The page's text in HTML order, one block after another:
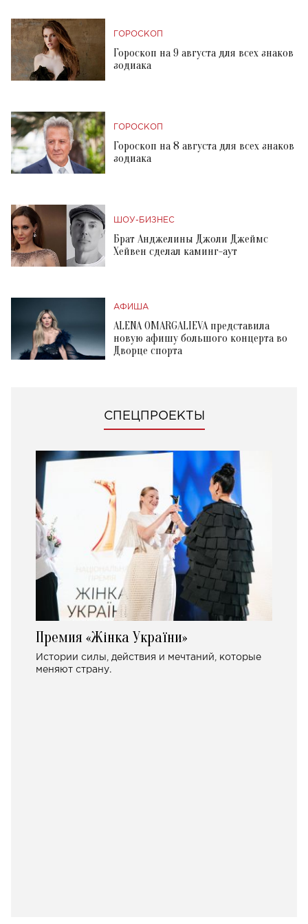
ГОРОСКОП
Гороскоп на 9 августа для всех знаков
зодиака
ГОРОСКОП
Гороскоп на 8 августа для всех знаков
зодиака
ШОУ-БИЗНЕС
Брат Анджелины Джоли Джеймс
Хейвен сделал каминг-аут
АФИША
ALENA OMARGALIEVA представила
новую афишу большого концерта во
Дворце спорта
СПЕЦПРОЕКТЫ
Премия «Жінка України»
Истории силы, действия и мечтаний, которые
меняют страну.